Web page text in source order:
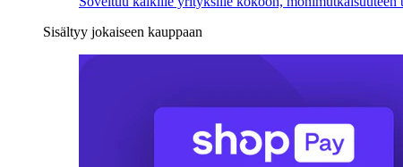
Sisältyy jokaiseen kauppaan